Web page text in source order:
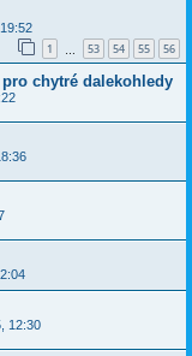
1 53 54 55 56
chytré dalekohledy
12:30